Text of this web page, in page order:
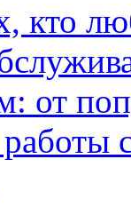
кто
от